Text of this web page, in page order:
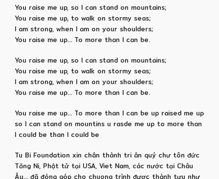
You raise me up, so I can stand on mountains;
You raise me up, to walk on stormy seas;
I am strong, when I am on your shoulders;
You raise me up… To more than I can be.
You raise me up, so I can stand on mountains;
You raise me up, to walk on stormy seas;
I am strong, when I am on your shoulders;
You raise me up… To more than I can be.
You raise me up… To more than I can be up raised me up
so I can stand on mountins u rasde me up to more than
I could be than I could be
Tu Bi Foundation xin chân thành tri ân quý chư tôn đức
Tăng Ni, Phật tử tại USA, Viet Nam, các nước tại Châu
Âu… đã đóng góp cho chuong trình đươc thành tựu như